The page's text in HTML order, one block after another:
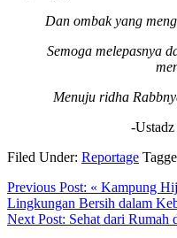
Dan ombak yang
Semoga melepasnya
Menuju ridha
-
Filed Under: Reportage
Previous Post: « Kampung
Lingkungan Bersih dalam
Next Post: Sehat dari Rumah